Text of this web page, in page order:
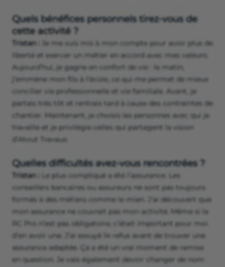
Quels bénéfices personnels tirez-vous de
cette activité ?
Tristan :
Je me suis mis à mon compte pour avoir plus de
liberté et exercer un métier en accord avec mes valeurs.
Aujourd’hui, je gagne en confort de vie : le matin,
j’emmène mon fils à l’école, ce qui me permet de mieux
concilier vie professionnelle et vie familiale. Avant, je
partais très tôt et rentrais tard à cause des contraintes de
chantier. Maintenant, je choisis les personnes avec qui je
travaille et je privilégie celles qui partagent la vision
d’Atout Travaux.
Quelles difficultés avez-vous rencontrées ?
Tristan :
Le plus compliqué a été l’assurance. Les
conseillers bancaires ou assureurs ne sont pas toujours
formés à des métiers comme le mien. J’ai découvert que
mon assurance ne couvrait pas mon activité. Même si la
RC Pro n’est pas obligatoire, c’était important pour moi
d’en avoir une. J’ai essuyé 14 refus avant de trouver une
assurance adaptée. Ça a été un vrai moment de remise
en question. Je vais également devoir changer de nom